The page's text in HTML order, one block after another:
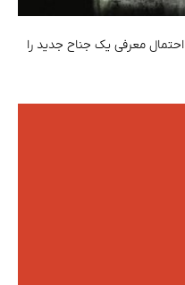
تصاویر پشت صحنه فصل سوم Fallout احتمال معرفی یک جناح جدید را